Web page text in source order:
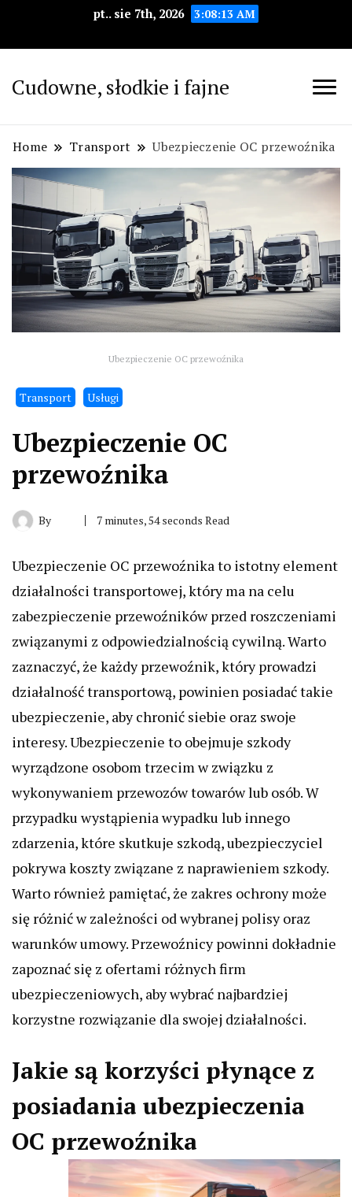
pt.. sie 7th, 2026 3:08:14 AM
Cudowne, słodkie i fajne
Home Transport Ubezpieczenie OC przewoźnika
Ubezpieczenie OC przewoźnika
Transport Usługi
Ubezpieczenie OC
przewoźnika
By 7 minutes, 54 seconds Read
Ubezpieczenie OC przewoźnika to istotny element
działalności transportowej, który ma na celu
zabezpieczenie przewoźników przed roszczeniami
związanymi z odpowiedzialnością cywilną. Warto
zaznaczyć, że każdy przewoźnik, który prowadzi
działalność transportową, powinien posiadać takie
ubezpieczenie, aby chronić siebie oraz swoje
interesy. Ubezpieczenie to obejmuje szkody
wyrządzone osobom trzecim w związku z
wykonywaniem przewozów towarów lub osób. W
przypadku wystąpienia wypadku lub innego
zdarzenia, które skutkuje szkodą, ubezpieczyciel
pokrywa koszty związane z naprawieniem szkody.
Warto również pamiętać, że zakres ochrony może
się różnić w zależności od wybranej polisy oraz
warunków umowy. Przewoźnicy powinni dokładnie
zapoznać się z ofertami różnych firm
ubezpieczeniowych, aby wybrać najbardziej
korzystne rozwiązanie dla swojej działalności.
Jakie są korzyści płynące z
posiadania ubezpieczenia
OC przewoźnika